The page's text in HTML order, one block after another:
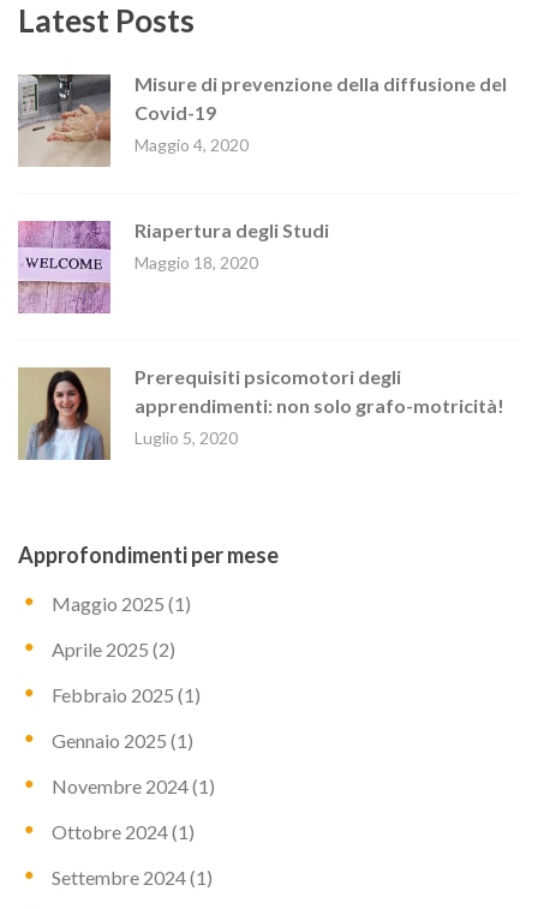
Latest Posts
Misure di prevenzione della diffusione del
Covid-19
Maggio 4, 2020
Riapertura degli Studi
Maggio 18, 2020
Prerequisiti psicomotori degli
apprendimenti: non solo grafo-motricità!
Luglio 5, 2020
Approfondimenti per mese
Maggio 2025 (1)
Aprile 2025 (2)
Febbraio 2025 (1)
Gennaio 2025 (1)
Novembre 2024(1)
Ottobre 2024(1)
Settembre 2024(1)